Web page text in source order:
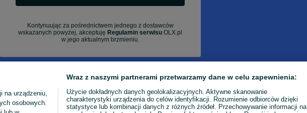
Kontynuując za pośrednictwem jednego z dostawców
wskazanych powyżej, akceptuję Regulamin serwisu OLX.pl
w jego aktualnym brzmieniu.
na urządzeniu,
osobowych.
Wraz z naszymi partnerami przetwarzamy dane w celu zapewnienia:
Użycie dokładnych danych geolokalizacyjnych. Aktywne skanowanie
charakterystyki urządzenia do celów identyfikacji. Rozumienie odbiorców dzięki
statystyce lub kombinacji danych z różnych źródeł. Przechowywanie informacji na